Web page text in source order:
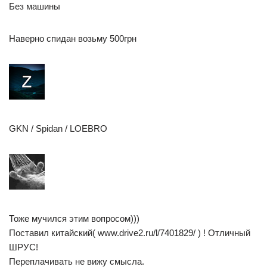
Без машины
Наверно спидан возьму 500грн
GKN / Spidan / LOEBRO
Тоже мучился этим вопросом)))
Поставил китайский( www.drive2.ru/l/7401829/ ) ! Отличный
ШРУС!
Переплачивать не вижу смысла.